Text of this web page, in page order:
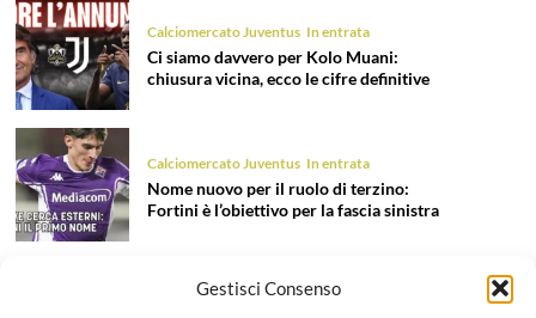
Gestisci Consenso
Calciomercato Juventus In entrata
Ci siamo davvero per Kolo Muani:
chiusura vicina, ecco le cifre definitive
Calciomercato Juventus In entrata
Nome nuovo per il ruolo di terzino:
Fortini è l’obiettivo per la fascia sinistra
Calciomercato Juventus In entrata